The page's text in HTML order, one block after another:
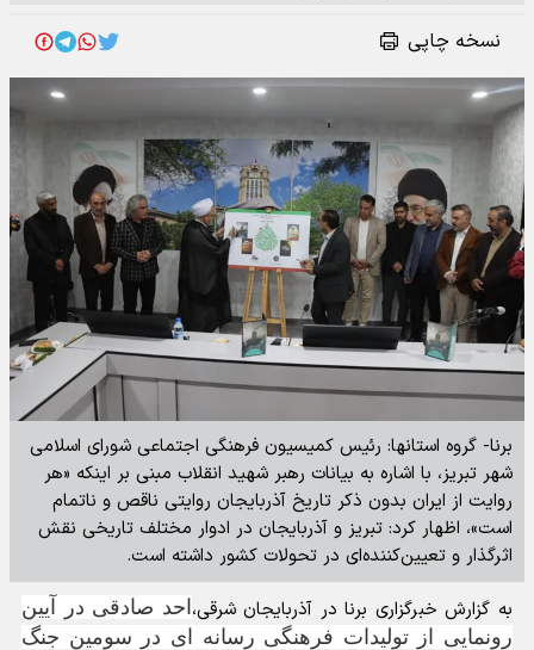
نسخه چاپی
برنا- گروه استانها: رئیس کمیسیون فرهنگی اجتماعی شورای اسلامی
شهر تبریز، با اشاره به بیانات رهبر شهید انقلاب مبنی بر اینکه «هر
روایت از ایران بدون ذکر تاریخ آذربایجان روایتی ناقص و ناتمام
است»، اظهار کرد: تبریز و آذربایجان در ادوار مختلف تاریخی نقش
اثرگذار و تعیین‌کننده‌ای در تحولات کشور داشته است.
به گزارش خبرگزاری برنا در آذربایجان شرقی،احد صادقی در آیین
رونمایی از تولیدات فرهنگی رسانه ای در سومین جنگ